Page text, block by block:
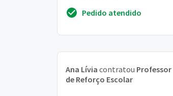
Pedido atendido
Ana Lívia contratou Professor
de Reforço Escolar